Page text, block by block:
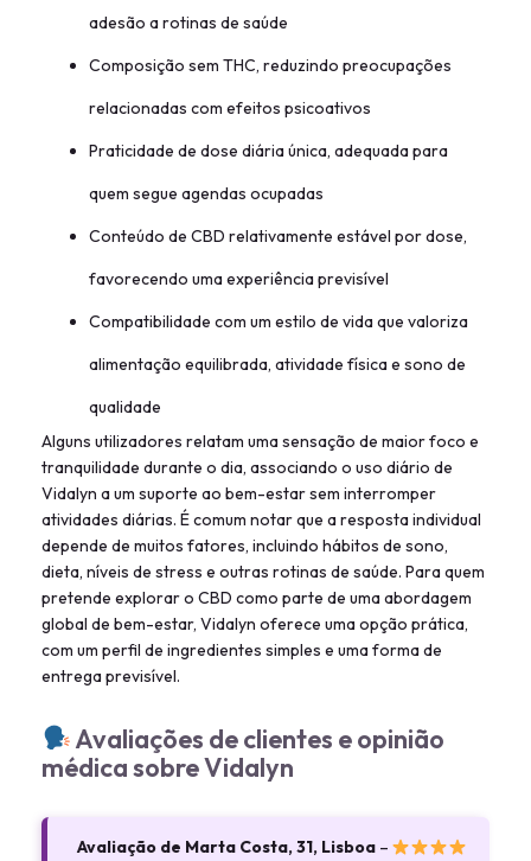
adesão a rotinas de saúde
Composição sem THC, reduzindo preocupações
relacionadas com efeitos psicoativos
Praticidade de dose diária única, adequada para
quem segue agendas ocupadas
Conteúdo de CBD relativamente estável por dose,
favorecendo uma experiência previsível
Compatibilidade com um estilo de vida que valoriza
alimentação equilibrada, atividade física e sono de
qualidade
Alguns utilizadores relatam uma sensação de maior foco e
tranquilidade durante o dia, associando o uso diário de
Vidalyn a um suporte ao bem-estar sem interromper
atividades diárias. É comum notar que a resposta individual
depende de muitos fatores, incluindo hábitos de sono,
dieta, níveis de stress e outras rotinas de saúde. Para quem
pretende explorar o CBD como parte de uma abordagem
global de bem-estar, Vidalyn oferece uma opção prática,
com um perfil de ingredientes simples e uma forma de
entrega previsível.
Avaliações de clientes e opinião
médica sobre Vidalyn
Avaliação de Marta Costa, 31, Lisboa–